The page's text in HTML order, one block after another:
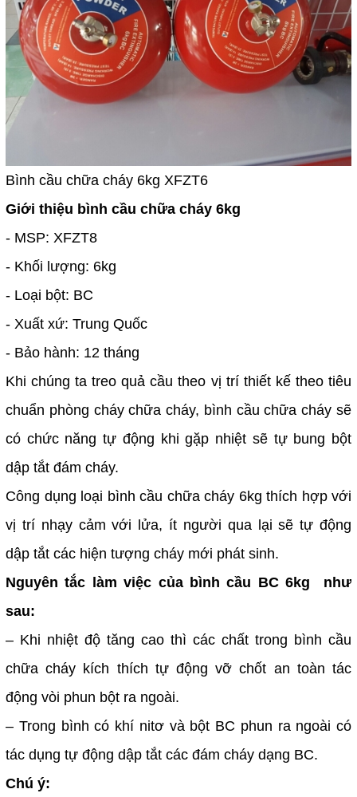
Bình cầu chữa cháy 6kg XFZT6
Giới thiệu bình cầu chữa cháy 6kg
- MSP: XFZT8
- Khối lượng: 6kg
- Loại bột: BC
- Xuất xứ: Trung Quốc
- Bảo hành: 12 tháng
Khi chúng ta treo quả cầu theo vị trí thiết kế theo tiêu
chuẩn phòng cháy chữa cháy, bình cầu chữa cháy sẽ
có chức năng tự động khi gặp nhiệt sẽ tự bung bột
dập tắt đám cháy.
Công dụng loại bình cầu chữa cháy 6kg thích hợp với
vị trí nhạy cảm với lửa, ít người qua lại sẽ tự động
dập tắt các hiện tượng cháy mới phát sinh.
Nguyên tắc làm việc của bình cầu BC 6kg như
sau:
– Khi nhiệt độ tăng cao thì các chất trong bình cầu
chữa cháy kích thích tự động vỡ chốt an toàn tác
động vòi phun bột ra ngoài.
– Trong bình có khí nitơ và bột BC phun ra ngoài có
tác dụng tự động dập tắt các đám cháy dạng BC.
Chú ý: